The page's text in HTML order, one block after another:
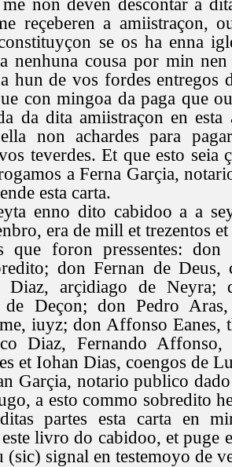
non deven descontar a
reçeberen a amiistraçon,
se os ha enna
nenhuna cousa por min
hun de vos fordes entregos
con mingoa da paga que
da dita amiistraçon en esta
non achardes para
teverdes. Et que esto seia
a Ferna Garçia,
esta carta.
enno dito cabidoo a a
era de mill et trezentos
que foron pressentes: don
don Fernan de Deus,
arçidiago de Neyra;
de Deçon; don Pedro Aras,
iuyz; don Affonso Eanes,
Diaz, Fernando Affonso,
et Iohan Dias, coengos de
Garçia, notario publico
a esto commo sobredito
partes esta carta en
livro do cabidoo, et puge
(sic) signal en testemoyo de